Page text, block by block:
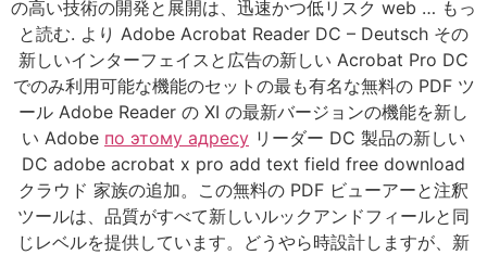
の高い技術の開発と展開は、迅速かつ低リスク web … もっ
と読む. より Adobe Acrobat Reader DC – Deutsch その
新しいインターフェイスと広告の新しい Acrobat Pro DC
でのみ利用可能な機能のセットの最も有名な無料の PDF ツ
ール Adobe Reader の XI の最新バージョンの機能を新し
い Adobe по этому адресу リーダー DC 製品の新しい
DC adobe acrobat x pro add text field free download
クラウド 家族の追加。この無料の PDF ビューアーと注釈
ツールは、品質がすべて新しいルックアンドフィールと同
じレベルを提供しています。どうやら時設計しますが、新